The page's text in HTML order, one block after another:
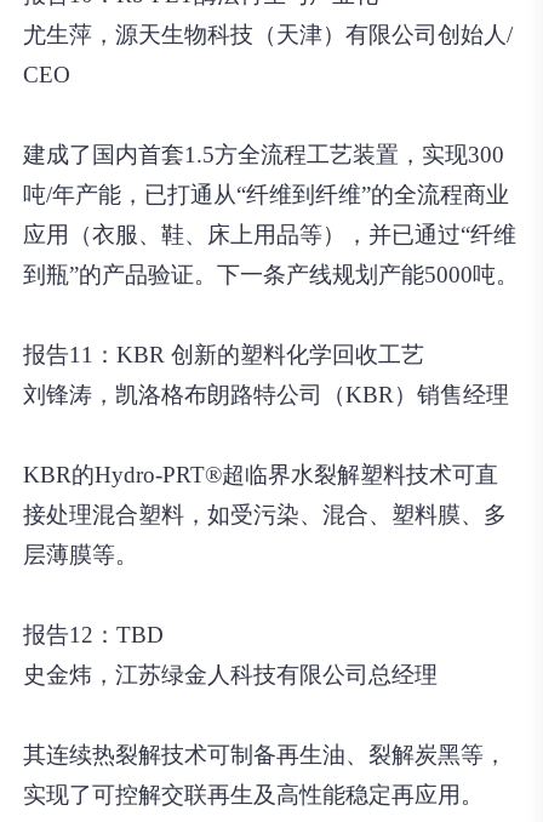
尤生萍，源天生物科技（天津）有限公司创始人/
CEO
建成了国内首套1.5方全流程工艺装置，实现300
吨/年产能，已打通从“纤维到纤维”的全流程商业
应用（衣服、鞋、床上用品等），并已通过“纤维
到瓶”的产品验证。下一条产线规划产能5000吨。
报告11：KBR 创新的塑料化学回收工艺
刘锋涛，凯洛格布朗路特公司（KBR）销售经理
KBR的Hydro-PRT®超临界水裂解塑料技术可直
接处理混合塑料，如受污染、混合、塑料膜、多
层薄膜等。
报告12：TBD
史金炜，江苏绿金人科技有限公司总经理
其连续热裂解技术可制备再生油、裂解炭黑等，
实现了可控解交联再生及高性能稳定再应用。